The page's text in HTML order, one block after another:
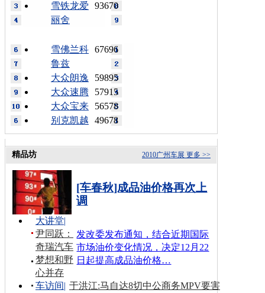
93670
雪铁龙爱
丽舍
67696
雪佛兰科
鲁兹
59895
大众朗逸
57915
大众速腾
56578
大众宝来
49678
别克凯越
更多 >>
2010广州车展
精品坊
[车春秋]成品油价格再次上
调
发改委发布通知，结合近期国际
市场油价变化情况，决定12月22
日起提高成品油价格…
大讲堂|
尹同跃：
奇瑞汽车
梦想和野
心并存
车访间| 于洪江:马自达8切中公商务MPV要害